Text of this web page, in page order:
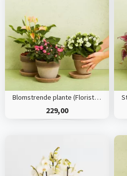
Blomstrende plante (Floristens kreative valg) inkl. potte
229,00